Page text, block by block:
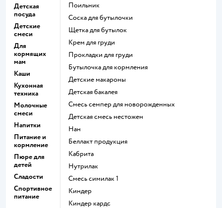
Детская
посуда
Детские
смеси
Для
кормящих
мам
Каши
Кухонная
техника
Молочные
смеси
Напитки
Питание и
кормление
Пюре для
детей
Сладости
Спортивное
питание
поильник
соска для бутылочки
щетка для бутылок
крем для груди
прокладки для груди
бутылочка для кормления
детские макароны
детская бакалея
смесь семпер для новорожденных
детская смесь нестожен
нан
беллакт продукция
кабрита
нутрилак
смесь симилак 1
киндер
киндер кардс